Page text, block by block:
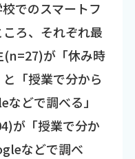
でのスマートフ
ろ、それぞれ最
(n=27)が「休み時
「授業で分から
どで調べる」
が「授業で分か
などで調べ